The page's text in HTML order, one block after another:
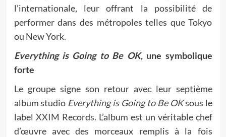
l’internationale, leur offrant la possibilité de
performer dans des métropoles telles que Tokyo
ou New York.
Everything is Going to Be OK, une symbolique
forte
Le groupe signe son retour avec leur septième
album studio Everything is Going to Be OKsous le
label XXIM Records. L’album est un véritable chef
d’œuvre avec des morceaux remplis à la fois